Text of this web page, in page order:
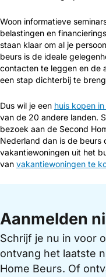
Woon informatieve
belastingen en
staan klaar om al je
beurs is de ideale
contacten te leggen en de
een stap dichterbij te
Dus wil je een huis kopen
van de 20 andere landen.
bezoek aan de Second
Nederland dan is de beurs
vakantiewoningen uit het
van vakantiewoningen te
Aanmelden
Schrijf je nu in voor
ontvang het laatste
Home Beurs. Of